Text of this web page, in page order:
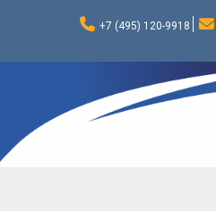
+7 (495) 120-9918